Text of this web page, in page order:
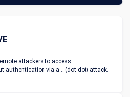
attackers to access
authentication via a .. (dot dot) attack.